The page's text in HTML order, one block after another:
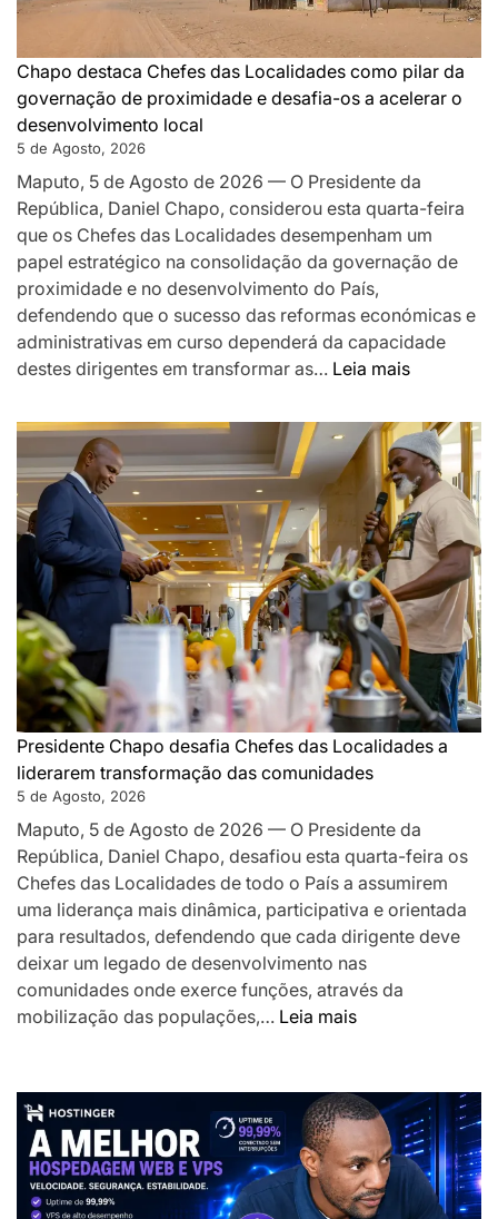
PAZ
SILENCIOU
AS
ARMAS
EM
MOÇAMBIQUE
Chapo destaca Chefes das Localidades como pilar da
governação de proximidade e desafia-os a acelerar o
desenvolvimento local
5 de Agosto, 2026
Maputo, 5 de Agosto de 2026 — O Presidente da
República, Daniel Chapo, considerou esta quarta-feira
que os Chefes das Localidades desempenham um
papel estratégico na consolidação da governação de
proximidade e no desenvolvimento do País,
defendendo que o sucesso das reformas económicas e
administrativas em curso dependerá da capacidade
destes dirigentes em transformar as… Leia mais:
destaca
Chefes
das
como
pilar
da
de
e
desafia-
os
o
local
Presidente Chapo desafia Chefes das Localidades a
liderarem transformação das comunidades
5 de Agosto, 2026
Maputo, 5 de Agosto de 2026 — O Presidente da
República, Daniel Chapo, desafiou esta quarta-feira os
Chefes das Localidades de todo o País a assumirem
uma liderança mais dinâmica, participativa e orientada
para resultados, defendendo que cada dirigente deve
deixar um legado de desenvolvimento nas
comunidades onde exerce funções, através da
mobilização das populações,… Leia mais:
desafia
Chefes
das
Localidades
a